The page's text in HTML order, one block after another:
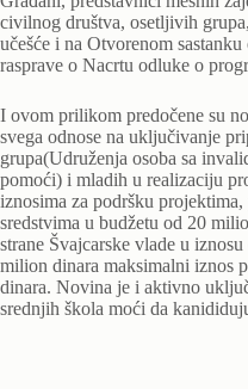
civilnog društva, osetljivih
učešće i na Otvorenom
rasprave o Nacrtu odluke o
I ovom prilikom predočene su
svega odnose na uključivanje
grupa(Udruženja osoba sa
pomoći) i mladih u realizaciju
iznosima za podršku
sredstvima u budžetu od 20
strane Švajcarske vlade u
milion dinara maksimalni iznos
dinara. Novina je i aktivno
srednjih škola moći da